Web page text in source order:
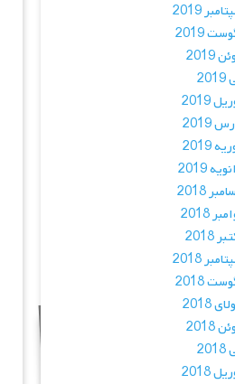
2019
2019
2019
2019
2019
2019
2019
2018
2018
2018
2018
2018
2018
2018
2018